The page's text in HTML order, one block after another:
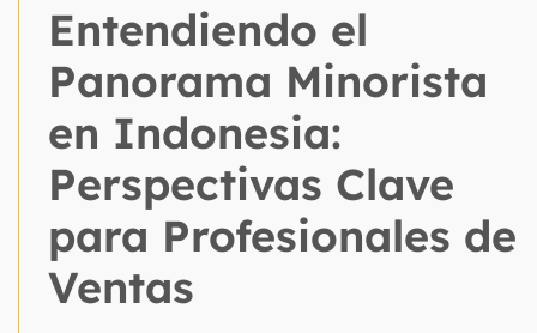
Entendiendo el
Panorama Minorista
en Indonesia:
Perspectivas Clave
para Profesionales de
Ventas